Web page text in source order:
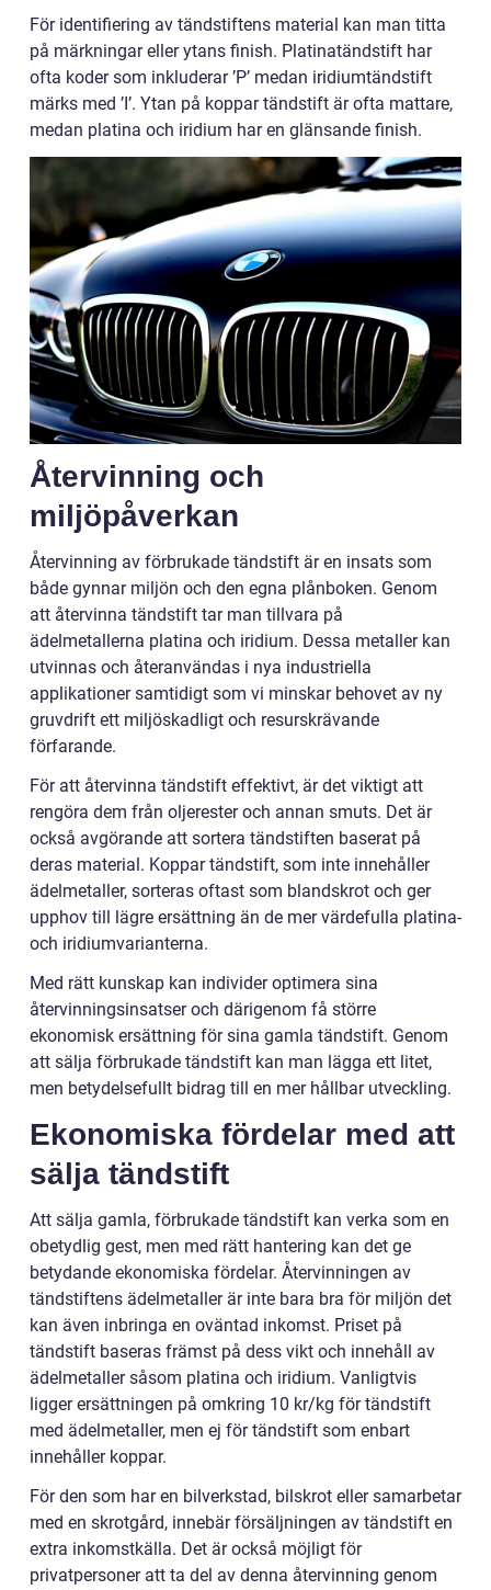
För identifiering av tändstiftens material kan man titta
på märkningar eller ytans finish. Platinatändstift har
ofta koder som inkluderar ’P’ medan iridiumtändstift
märks med ’I’. Ytan på koppar tändstift är ofta mattare,
medan platina och iridium har en glänsande finish.
Återvinning och
miljöpåverkan
Återvinning av förbrukade tändstift är en insats som
både gynnar miljön och den egna plånboken. Genom
att återvinna tändstift tar man tillvara på
ädelmetallerna platina och iridium. Dessa metaller kan
utvinnas och återanvändas i nya industriella
applikationer samtidigt som vi minskar behovet av ny
gruvdrift ett miljöskadligt och resurskrävande
förfarande.
För att återvinna tändstift effektivt, är det viktigt att
rengöra dem från oljerester och annan smuts. Det är
också avgörande att sortera tändstiften baserat på
deras material. Koppar tändstift, som inte innehåller
ädelmetaller, sorteras oftast som blandskrot och ger
upphov till lägre ersättning än de mer värdefulla platina-
och iridiumvarianterna.
Med rätt kunskap kan individer optimera sina
återvinningsinsatser och därigenom få större
ekonomisk ersättning för sina gamla tändstift. Genom
att sälja förbrukade tändstift kan man lägga ett litet,
men betydelsefullt bidrag till en mer hållbar utveckling.
Ekonomiska fördelar med att
sälja tändstift
Att sälja gamla, förbrukade tändstift kan verka som en
obetydlig gest, men med rätt hantering kan det ge
betydande ekonomiska fördelar. Återvinningen av
tändstiftens ädelmetaller är inte bara bra för miljön det
kan även inbringa en oväntad inkomst. Priset på
tändstift baseras främst på dess vikt och innehåll av
ädelmetaller såsom platina och iridium. Vanligtvis
ligger ersättningen på omkring 10 kr/kg för tändstift
med ädelmetaller, men ej för tändstift som enbart
innehåller koppar.
För den som har en bilverkstad, bilskrot eller samarbetar
med en skrotgård, innebär försäljningen av tändstift en
extra inkomstkälla. Det är också möjligt för
privatpersoner att ta del av denna återvinning genom